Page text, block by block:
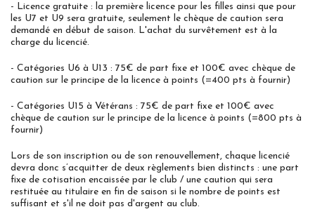
- Licence gratuite : la première licence pour les filles ainsi que pour
les U7 et U9 sera gratuite, seulement le chèque de caution sera
demandé en début de saison. L'achat du survêtement est à la
charge du licencié.
- Catégories U6 à U13 : 75€ de part fixe et 100€ avec chèque de
caution sur le principe de la licence à points (=400 pts à fournir)
- Catégories U15 à Vétérans : 75€ de part fixe et 100€ avec
chèque de caution sur le principe de la licence à points (=800 pts à
fournir)
Lors de son inscription ou de son renouvellement, chaque licencié
devra donc s’acquitter de deux règlements bien distincts : une part
fixe de cotisation encaissée par le club / une caution qui sera
restituée au titulaire en fin de saison si le nombre de points est
suffisant et s'il ne doit pas d'argent au club.